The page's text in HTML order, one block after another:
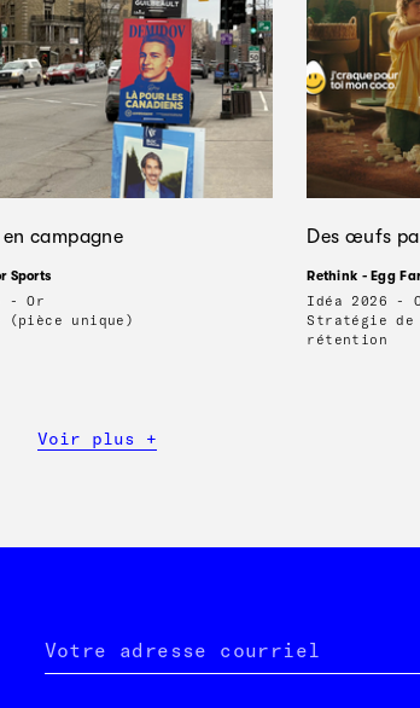
campagne
Sports
- Or
(pièce unique)
Des œufs
Rethink - Egg
Idéa 2026 -
Stratégie
rétention
Voir plus +
Votre adresse courriel